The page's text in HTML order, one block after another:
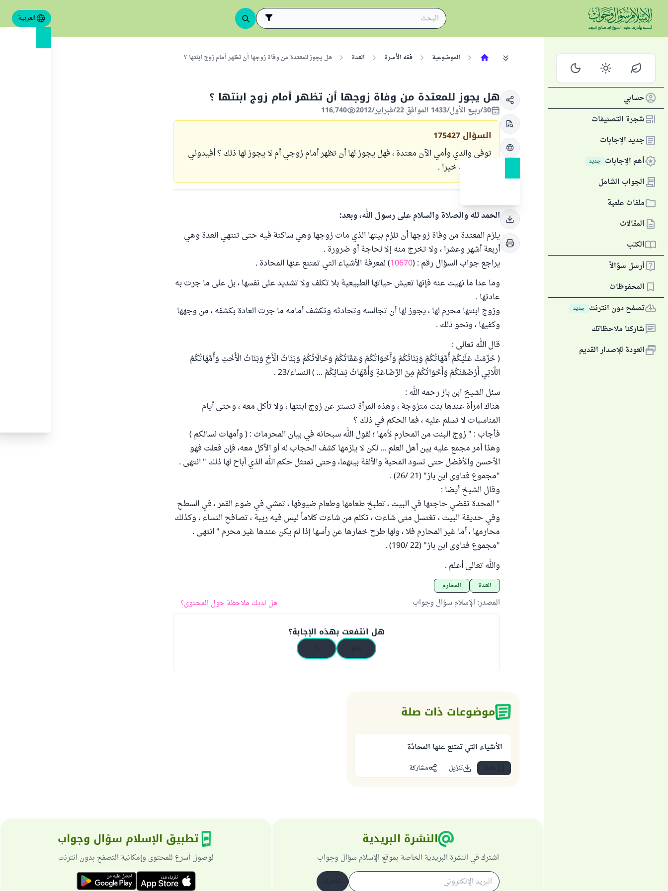
العربية
حسابي
شجرة التصنيفات
جديد الإجابات
أهم الإجابات جديد
الجواب الشامل
ملفات علمية
المقالات
الكتب
أرسل سؤالاً
المحفوظات
تصفح دون انترنت جديد
شاركنا ملاحظاتك
العودة للإصدار القديم
الموضوعية فقه الأسرة العدة هل يجوز للمعتدة من وفاة زوجها أن تظهر أمام زوج ابنتها ؟
هل يجوز للمعتدة من وفاة زوجها أن تظهر أمام زوج ابنتها ؟
30/ربيع الأول/1433 الموافق 22/فبراير/2012 116,740
السؤال 175427
توفي والدي وأمي الآن معتدة ، فهل يجوز لها أن تظهر أمام زوجي أم لا يجوز لها ذلك ؟ أفيدوني
جزاكم الله خيرا .
الحمد لله والصلاة والسلام على رسول الله، وبعد:
يلزم المعتدة من وفاة زوجها أن تلزم بيتها الذي مات زوجها وهي ساكنة فيه حتى تنتهي العدة وهي
أربعة أشهر وعشرا ، ولا تخرج منه إلا لحاجة أو ضرورة .
يراجع جواب السؤال رقم : (10670) لمعرفة الأشياء التي تمتنع عنها المحادة .
وما عدا ما نهيت عنه فإنها تعيش حياتها الطبيعية بلا تكلف ولا تشديد على نفسها ، بل على ما جرت به
عادتها .
وزوج ابنتها محرم لها ، يجوز لها أن تجالسه وتحادثه وتكشف أمامه ما جرت العادة بكشفه ، من وجهها
وكفيها ، ونحو ذلك .
قال الله تعالى :
( حُرِّمَتْ عَلَيْكُمْ أُمَّهَاتُكُمْ وَبَنَاتُكُمْ وَأَخَوَاتُكُمْ وَعَمَّاتُكُمْ وَخَالَاتُكُمْ وَبَنَاتُ الْأَخِ وَبَنَاتُ الْأُخْتِ وَأُمَّهَاتُكُمُ
اللَّاتِي أَرْضَعْنَكُمْ وَأَخَوَاتُكُمْ مِنَ الرَّضَاعَةِ وَأُمَّهَاتُ نِسَائِكُمْ ... ) النساء/23 .
سئل الشيخ ابن باز رحمه الله :
هناك امرأة عندها بنت متزوجة ، وهذه المرأة تتستر عن زوج ابنتها ، ولا تأكل معه ، وحتى أيام
المناسبات لا تسلم عليه ، فما الحكم في ذلك ؟
فأجاب : " زوج البنت من المحارم لأمها ؛ لقول الله سبحانه في بيان المحرمات : ( وأمهات نسائكم )
وهذا أمر مجمع عليه بين أهل العلم ... لكن لا يلزمها كشف الحجاب له أو الأكل معه، فإن فعلت فهو
الأحسن والأفضل حتى تسود المحبة والألفة بينهما، وحتى تمتثل حكم الله الذي أباح لها ذلك " انتهى .
"مجموع فتاوى ابن باز" (21 /26) .
وقال الشيخ أيضا :
" المحدة تقضي حاجتها في البيت ، تطبخ طعامها وطعام ضيوفها ، تمشي في ضوء القمر ، في السطح
وفي حديقة البيت ، تغتسل متى شاءت ، تكلم من شاءت كلاماً ليس فيه ريبة ، تصافح النساء ، وكذلك
محارمها ، أما غير المحارم فلا ، ولها طرح خمارها عن رأسها إذا لم يكن عندها غير محرم " انتهى .
"مجموع فتاوى ابن باز" (22 /190) .
والله تعالى أعلم .
العدة المحارم
المصدر: الإسلام سؤال وجواب هل لديك ملاحظة حول المحتوى؟
هل انتفعت بهذه الإجابة؟
موضوعات ذات صلة
الأشياء التي تمتنع عنها المحادَّة
تنزيل مشاركة
النشرة البريدية
اشترك في النشرة البريدية الخاصة بموقع الإسلام سؤال وجواب
تطبيق الإسلام سؤال وجواب
لوصول أسرع للمحتوى وإمكانية التصفح بدون انترنت